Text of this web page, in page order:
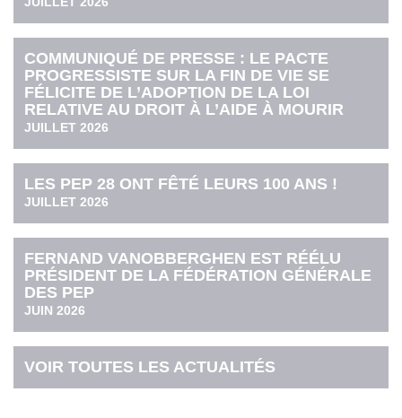
COMMUNIQUÉ DE PRESSE : LE PACTE
PROGRESSISTE SUR LA FIN DE VIE SE
FÉLICITE DE L’ADOPTION DE LA LOI
RELATIVE AU DROIT À L’AIDE À MOURIR
JUILLET 2026
LES PEP 28 ONT FÊTÉ LEURS 100 ANS !
JUILLET 2026
FERNAND VANOBBERGHEN EST RÉÉLU
PRÉSIDENT DE LA FÉDÉRATION GÉNÉRALE
DES PEP
JUIN 2026
VOIR TOUTES LES ACTUALITÉS